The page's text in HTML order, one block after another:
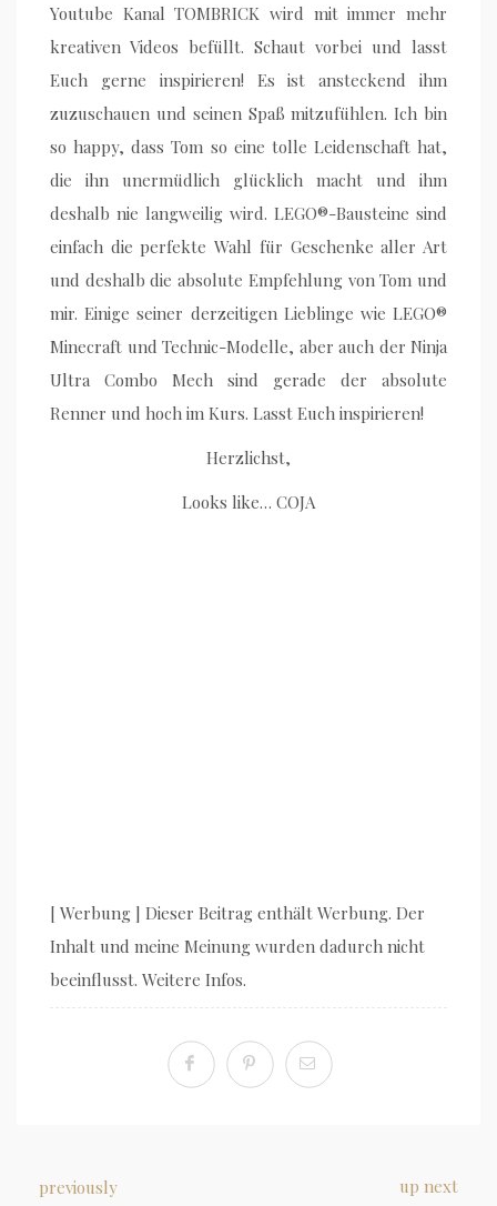
Youtube Kanal TOMBRICK wird mit immer mehr
kreativen Videos befüllt. Schaut vorbei und lasst
Euch gerne inspirieren! Es ist ansteckend ihm
zuzuschauen und seinen Spaß mitzufühlen. Ich bin
so happy, dass Tom so eine tolle Leidenschaft hat,
die ihn unermüdlich glücklich macht und ihm
deshalb nie langweilig wird. LEGO®-Bausteine sind
einfach die perfekte Wahl für Geschenke aller Art
und deshalb die absolute Empfehlung von Tom und
mir. Einige seiner derzeitigen Lieblinge wie LEGO®
Minecraft und Technic-Modelle, aber auch der Ninja
Ultra Combo Mech sind gerade der absolute
Renner und hoch im Kurs. Lasst Euch inspirieren!
Herzlichst,
Looks like… COJA
[ Werbung ] Dieser Beitrag enthält Werbung. Der
Inhalt und meine Meinung wurden dadurch nicht
beeinflusst. Weitere Infos.
previously
up next